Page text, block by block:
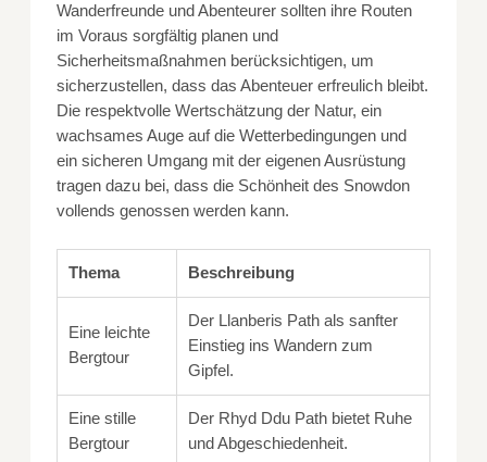
Wanderfreunde und Abenteurer sollten ihre Routen
im Voraus sorgfältig planen und
Sicherheitsmaßnahmen berücksichtigen, um
sicherzustellen, dass das Abenteuer erfreulich bleibt.
Die respektvolle Wertschätzung der Natur, ein
wachsames Auge auf die Wetterbedingungen und
ein sicheren Umgang mit der eigenen Ausrüstung
tragen dazu bei, dass die Schönheit des Snowdon
vollends genossen werden kann.
Thema Beschreibung
Eine leichte
Bergtour
Der Llanberis Path als sanfter
Einstieg ins Wandern zum
Gipfel.
Eine stille
Bergtour
Der Rhyd Ddu Path bietet Ruhe
und Abgeschiedenheit.